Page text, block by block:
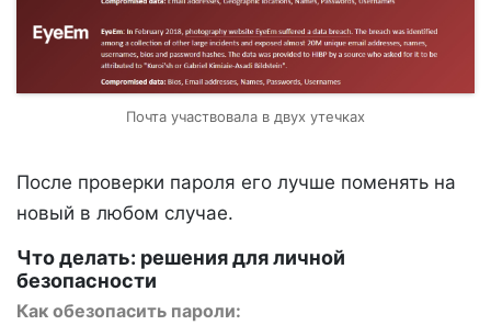
Почта участвовала в двух утечках
После проверки пароля его лучше поменять на
новый в любом случае.
Что делать: решения для личной
безопасности
Как обезопасить пароли: